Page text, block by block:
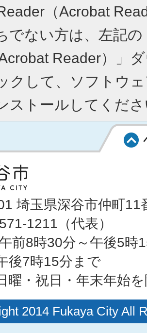
（Acrobat
でない方は、左記の
Reader）」
クして、ソフトウ
ストールしてくだ
埼玉県深谷市仲町11
1211（代表）
前8時30分～午後5時
後7時15分まで
曜・祝日・年末年始
2014 Fukaya City All